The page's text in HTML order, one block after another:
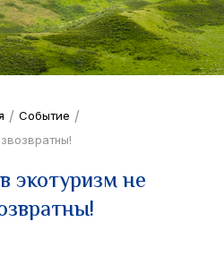
/ Событие /
экотуризм не